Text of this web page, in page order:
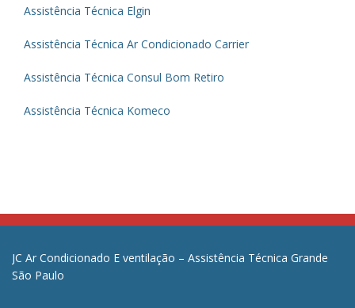
Assistência Técnica Elgin
Assistência Técnica Ar Condicionado Carrier
Assistência Técnica Consul Bom Retiro
Assistência Técnica Komeco
JC Ar Condicionado E ventilação – Assistência Técnica Grande
São Paulo